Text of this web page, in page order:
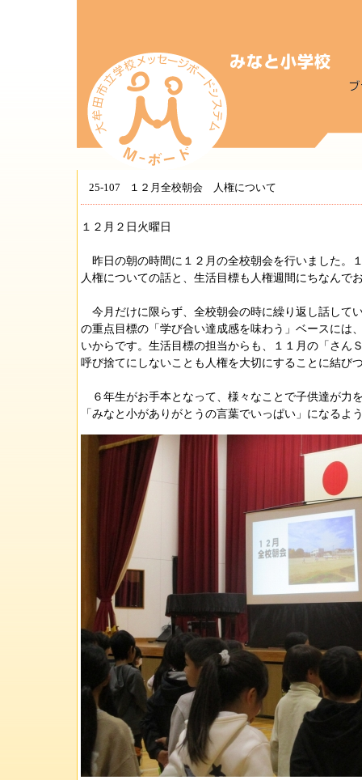
25-107 １２月全校朝会 人権について
１２月２日火曜日
昨日の朝の時間に１２月の全校朝会を行いました。
人権についての話と、生活目標も人権週間にちなんで
今月だけに限らず、全校朝会の時に繰り返し話して
の重点目標の「学び合い達成感を味わう」ベースには
いからです。生活目標の担当からも、１１月の「さん
呼び捨てにしないことも人権を大切にすることに結び
６年生がお手本となって、様々なことで子供達が力
「みなと小がありがとうの言葉でいっぱい」になるよ